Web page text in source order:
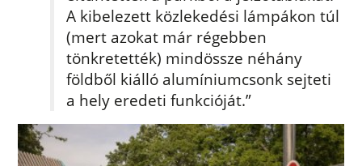
A kibelezett közlekedési lámpákon túl
(mert azokat már régebben
tönkretették) mindössze néhány
földből kiálló alumíniumcsonk sejteti
a hely eredeti funkcióját.”